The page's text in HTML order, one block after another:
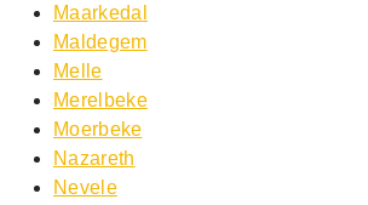
Maarkedal
Maldegem
Melle
Merelbeke
Moerbeke
Nazareth
Nevele